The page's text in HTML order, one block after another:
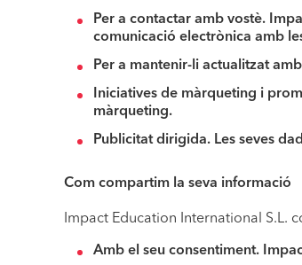
Per a contactar amb vostè.
comunicació electrònica amb
Per a mantenir-li actualitzatamb
Iniciatives de màrqueting i
màrqueting.
Publicitat dirigida. Les seves
Com compartim la seva informació
Impact Education International S.L.
Amb el seu consentiment.